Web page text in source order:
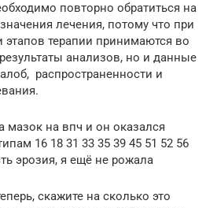
повторно обратиться на
лечения, потому что при
терапии принимаются во
анализов, но и данные
распространенности и
мазок на впч и он оказался
16 18 31 33 35 39 45 51 52 56
эрозия, я ещё не рожала
скажите на сколько это